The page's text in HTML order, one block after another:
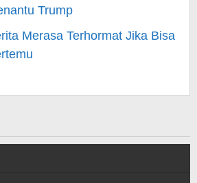
Trump
Merasa Terhormat Jika Bisa